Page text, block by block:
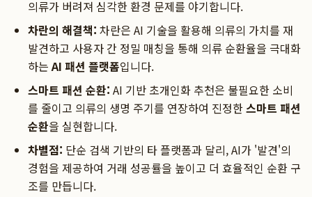
의류가 버려져 심각한 환경 문제를 야기합니다.
차란의 해결책: 차란은 AI 기술을 활용해 의류의 가치를 재
발견하고 사용자 간 정밀 매칭을 통해 의류 순환율을 극대화
하는AI 패션 플랫폼입니다.
스마트 패션 순환: AI 기반 초개인화 추천은 불필요한 소비
를 줄이고 의류의 생명 주기를 연장하여 진정한스마트 패션
순환을 실현합니다.
차별점: 단순 검색 기반의 타 플랫폼과 달리, AI가 '발견'의
경험을 제공하여 거래 성공률을 높이고 더 효율적인 순환 구
조를 만듭니다.